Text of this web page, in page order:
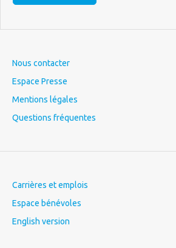
Nous contacter
Espace Presse
Mentions légales
Questions fréquentes
Carrières et emplois
Espace bénévoles
English version